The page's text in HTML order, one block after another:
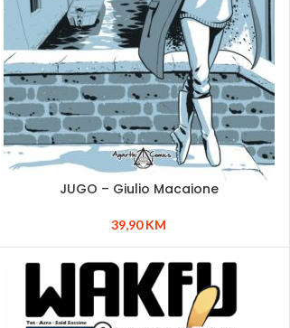
JUGO – Giulio Macaione
39,90KM